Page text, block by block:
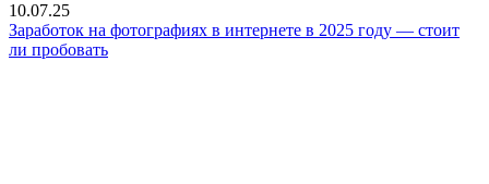
10.07.25
Заработок на фотографиях в интернете в 2025 году — стоит
ли пробовать